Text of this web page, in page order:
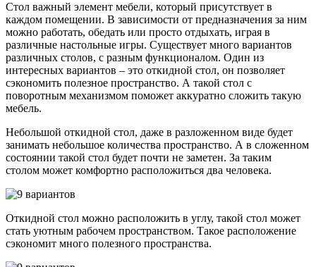
Стол важный элемент мебели, который присутствует в
каждом помещении. В зависимости от предназначения за ним
можно работать, обедать или просто отдыхать, играя в
различные настольные игры. Существует много вариантов
различных столов, с разным функционалом. Один из
интересных вариантов – это откидной стол, он позволяет
сэкономить полезное пространство. А такой стол с
поворотным механизмом поможет аккуратно сложить такую
мебель.
Небольшой откидной стол, даже в разложенном виде будет
занимать небольшое количества пространство. А в сложенном
состоянии такой стол будет почти не заметен. За таким
столом может комфортно расположиться два человека.
Откидной стол можно расположить в углу, такой стол может
стать уютным рабочем пространством. Такое расположение
сэкономит много полезного пространства.